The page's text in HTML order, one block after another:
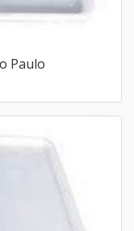
Paulo